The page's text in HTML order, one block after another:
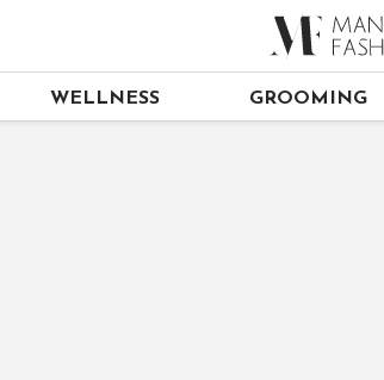
WELLNESS GROOMING